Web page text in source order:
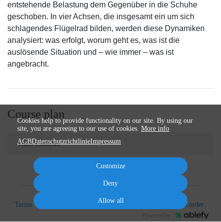
entstehende Belastung dem Gegenüber in die Schuhe
geschoben. In vier Achsen, die insgesamt ein um sich
schlagendes Flügelrad bilden, werden diese Dynamiken
analysiert: was erfolgt, worum geht es, was ist die
auslösende Situation und – wie immer – was ist
angebracht.
Course plan
Video Endloses
Terms Cancel subscription Cancel order
Cookies help to provide functionality on our site. By using our
site, you are agreeing to our use of cookies. More info
AGBDatenschutzrichtlinieImpressum
Customize
Deny
Allow all